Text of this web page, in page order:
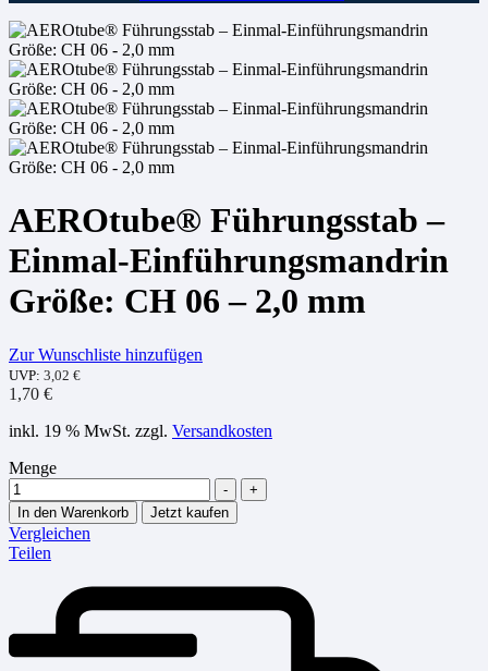
AEROtube® Führungsstab –
Einmal-Einführungsmandrin
Größe: CH 06 – 2,0 mm
Zur Wunschliste hinzufügen
UVP: 3,02 €
1,70 €
inkl. 19 % MwSt. zzgl. Versandkosten
Menge
-
+
In den Warenkorb
Jetzt kaufen
Vergleichen
Teilen